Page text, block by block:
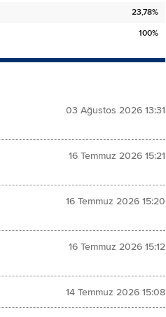
23,78%
100%
03 Ağustos 2026 13:31
16 Temmuz 2026 15:21
16 Temmuz 2026 15:20
16 Temmuz 2026 15:12
14 Temmuz 2026 15:08